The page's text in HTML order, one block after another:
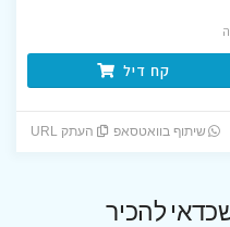
קח דיל
שיתוף בוואטסאפ העתק URL
להכיר